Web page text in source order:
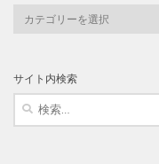
ー
サイト内検索
検